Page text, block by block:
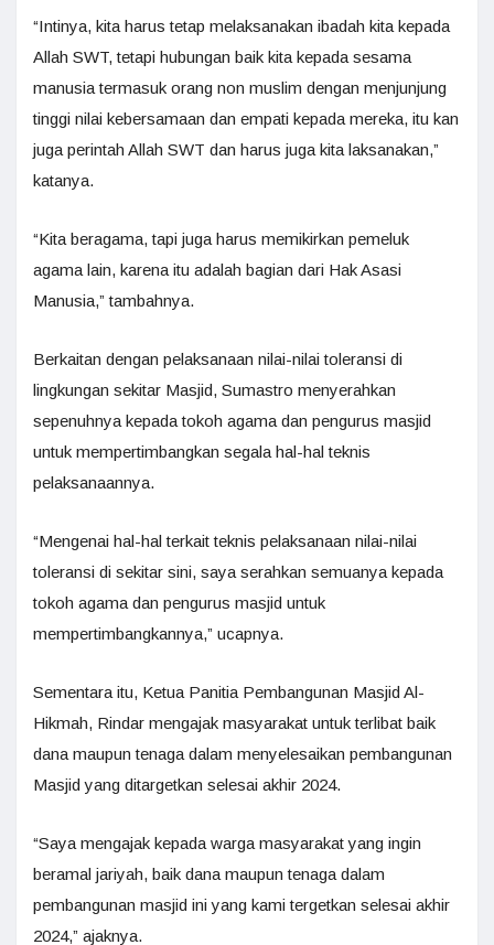
“Intinya, kita harus tetap melaksanakan ibadah kita kepada
Allah SWT, tetapi hubungan baik kita kepada sesama
manusia termasuk orang non muslim dengan menjunjung
tinggi nilai kebersamaan dan empati kepada mereka, itu kan
juga perintah Allah SWT dan harus juga kita laksanakan,”
katanya.
“Kita beragama, tapi juga harus memikirkan pemeluk
agama lain, karena itu adalah bagian dari Hak Asasi
Manusia,” tambahnya.
Berkaitan dengan pelaksanaan nilai-nilai toleransi di
lingkungan sekitar Masjid, Sumastro menyerahkan
sepenuhnya kepada tokoh agama dan pengurus masjid
untuk mempertimbangkan segala hal-hal teknis
pelaksanaannya.
“Mengenai hal-hal terkait teknis pelaksanaan nilai-nilai
toleransi di sekitar sini, saya serahkan semuanya kepada
tokoh agama dan pengurus masjid untuk
mempertimbangkannya,” ucapnya.
Sementara itu, Ketua Panitia Pembangunan Masjid Al-
Hikmah, Rindar mengajak masyarakat untuk terlibat baik
dana maupun tenaga dalam menyelesaikan pembangunan
Masjid yang ditargetkan selesai akhir 2024.
“Saya mengajak kepada warga masyarakat yang ingin
beramal jariyah, baik dana maupun tenaga dalam
pembangunan masjid ini yang kami tergetkan selesai akhir
2024,” ajaknya.